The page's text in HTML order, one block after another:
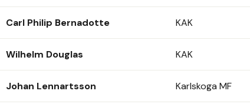
Carl Philip Bernadotte KAK
Wilhelm Douglas KAK
Johan Lennartsson Karlskoga MF